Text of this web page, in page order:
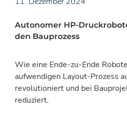
Autonomer HP-
den Bauprozess
Wie eine Ende-zu-Ende
aufwendigen Layout-Prozess
revolutioniert und bei
reduziert.